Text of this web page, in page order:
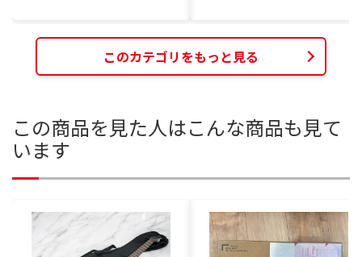
このカテゴリをもっと見る
この商品を見た人はこんな商品も見て
います